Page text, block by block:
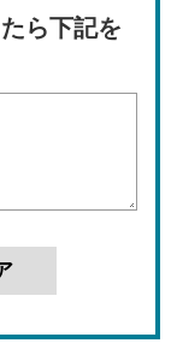
ら下記を